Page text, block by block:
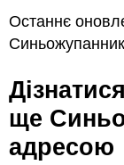
Останнє
Дізнатися поштовий індекс с-
ще
адресою